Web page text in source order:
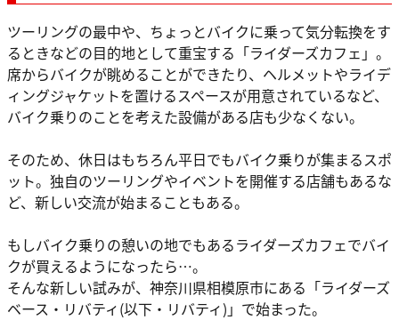
ツーリングの最中や、ちょっとバイクに乗って気分転換をす
るときなどの目的地として重宝する「ライダーズカフェ」。
席からバイクが眺めることができたり、ヘルメットやライデ
ィングジャケットを置けるスペースが用意されているなど、
バイク乗りのことを考えた設備がある店も少なくない。
そのため、休日はもちろん平日でもバイク乗りが集まるスポ
ット。独自のツーリングやイベントを開催する店舗もあるな
ど、新しい交流が始まることもある。
もしバイク乗りの憩いの地でもあるライダーズカフェでバイ
クが買えるようになったら…。
そんな新しい試みが、神奈川県相模原市にある「ライダーズ
ベース・リバティ(以下・リバティ)」で始まった。